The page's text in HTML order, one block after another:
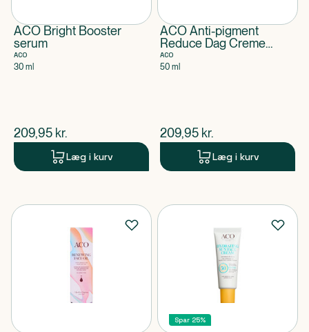
ACO Bright Booster
serum
ACO
30 ml
$nuværende pris
209,95 kr.
Læg i kurv
ACO Anti-pigment
Reduce Dag Creme
SPF50
ACO
50 ml
$nuværende pris
209,95 kr.
Læg i kurv
Spar 25%